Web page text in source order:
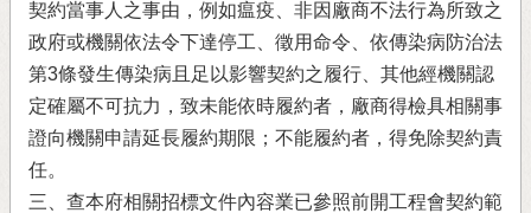
契約當事人之事由，例如瘟疫、非因廠商不法行為所致之
政府或機關依法令下達停工、徵用命令、依傳染病防治法
第3條發生傳染病且足以影響契約之履行、其他經機關認
定確屬不可抗力，致未能依時履約者，廠商得檢具相關事
證向機關申請延長履約期限；不能履約者，得免除契約責
任。
三、查本府相關招標文件內容業已參照前開工程會契約範